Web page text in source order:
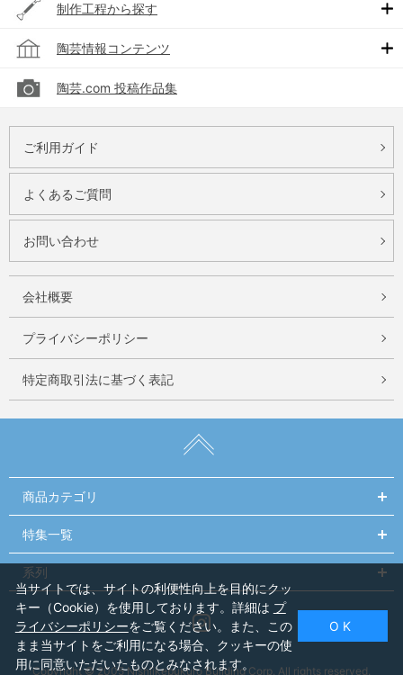
制作工程から探す
陶芸情報コンテンツ
陶芸.com 投稿作品集
ご利用ガイド
よくあるご質問
お問い合わせ
会社概要
プライバシーポリシー
特定商取引法に基づく表記
商品カテゴリ
特集一覧
系列
Instagram
Copyright © 2005 Nishiikebukuro Building Corp. All rights reserved.
当サイトでは、サイトの利便性向上を目的にクッ
キー（Cookie）を使用しております。詳細は プ
ライバシーポリシーをご覧ください。また、この
まま当サイトをご利用になる場合、クッキーの使
用に同意いただいたものとみなされます。
O K